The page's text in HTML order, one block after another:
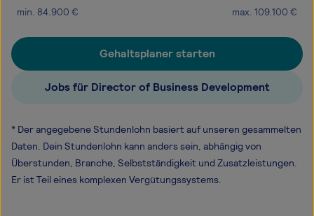
min. 84.900 € max. 109.100 €
Gehaltsplaner starten
Jobs für Director of Business Development
* Der angegebene Stundenlohn basiert auf unseren gesammelten
Daten. Dein Stundenlohn kann anders sein, abhängig von
Überstunden, Branche, Selbstständigkeit und Zusatzleistungen.
Er ist Teil eines komplexen Vergütungssystems.